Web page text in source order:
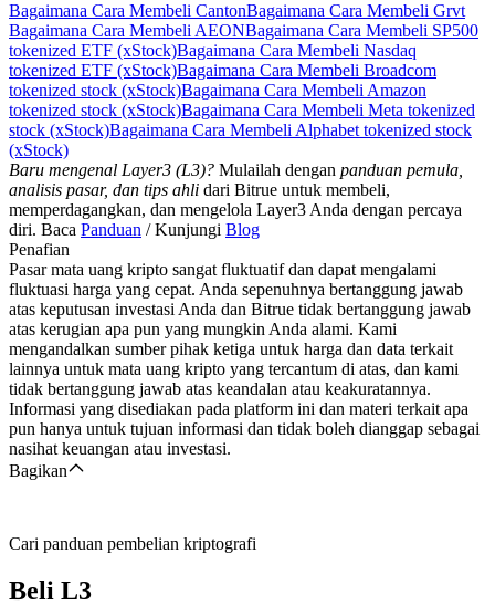
Bagaimana Cara Membeli CantonBagaimana Cara Membeli Grvt
Bagaimana Cara Membeli AEONBagaimana Cara Membeli SP500
tokenized ETF (xStock)Bagaimana Cara Membeli Nasdaq
tokenized ETF (xStock)Bagaimana Cara Membeli Broadcom
tokenized stock (xStock)Bagaimana Cara Membeli Amazon
tokenized stock (xStock)Bagaimana Cara Membeli Meta tokenized
stock (xStock)Bagaimana Cara Membeli Alphabet tokenized stock
(xStock)
Baru mengenal Layer3 (L3)? Mulailah dengan panduan pemula,
analisis pasar, dan tips ahli dari Bitrue untuk membeli,
memperdagangkan, dan mengelola Layer3 Anda dengan percaya
diri. Baca Panduan / Kunjungi Blog
Penafian
Pasar mata uang kripto sangat fluktuatif dan dapat mengalami
fluktuasi harga yang cepat. Anda sepenuhnya bertanggung jawab
atas keputusan investasi Anda dan Bitrue tidak bertanggung jawab
atas kerugian apa pun yang mungkin Anda alami. Kami
mengandalkan sumber pihak ketiga untuk harga dan data terkait
lainnya untuk mata uang kripto yang tercantum di atas, dan kami
tidak bertanggung jawab atas keandalan atau keakuratannya.
Informasi yang disediakan pada platform ini dan materi terkait apa
pun hanya untuk tujuan informasi dan tidak boleh dianggap sebagai
nasihat keuangan atau investasi.
Bagikan
Cari panduan pembelian kriptografi
Beli L3